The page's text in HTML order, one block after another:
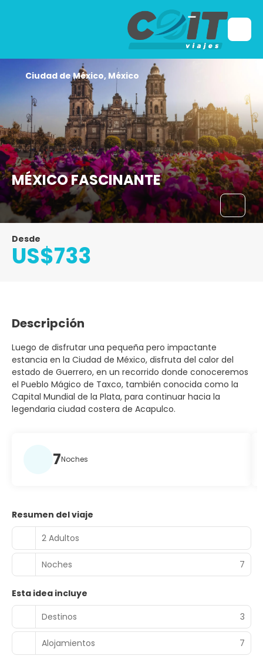
MÉXICO FASCINANTE
Ciudad de México, México
Desde
US$733
Descripción
Luego de disfrutar una pequeña pero impactante
estancia en la Ciudad de México, disfruta del calor del
estado de Guerrero, en un recorrido donde conoceremos
el Pueblo Mágico de Taxco, también conocida como la
Capital Mundial de la Plata, para continuar hacia la
legendaria ciudad costera de Acapulco.
7Noches
Resumen del viaje
2 Adultos
Noches 7
Esta idea incluye
Destinos
3
Alojamientos 7